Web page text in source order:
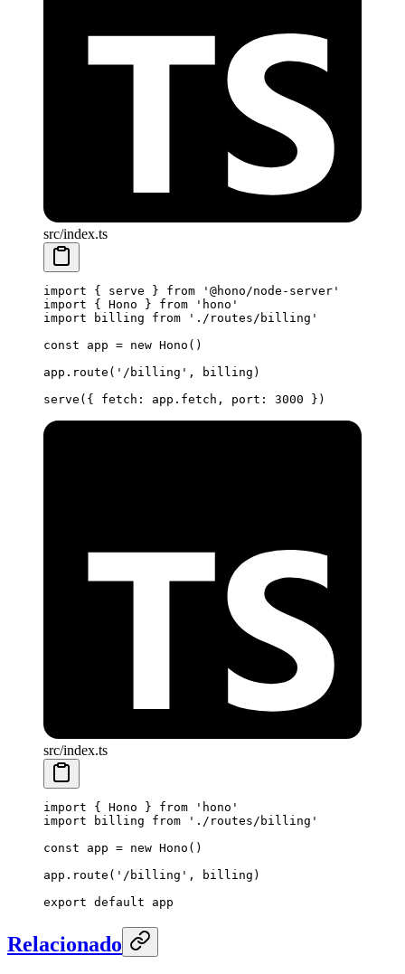
src/index.ts
import { serve } from '@hono/node-server'
import { Hono } from 'hono'
import billing from './routes/billing'
const app = new Hono ()
app. route ( '/billing' , billing)
serve ({ fetch: app.fetch, port: 3000 })
src/index.ts
import { Hono } from 'hono'
import billing from './routes/billing'
const app = new Hono ()
app. route ( '/billing' , billing)
export default app
Relacionado